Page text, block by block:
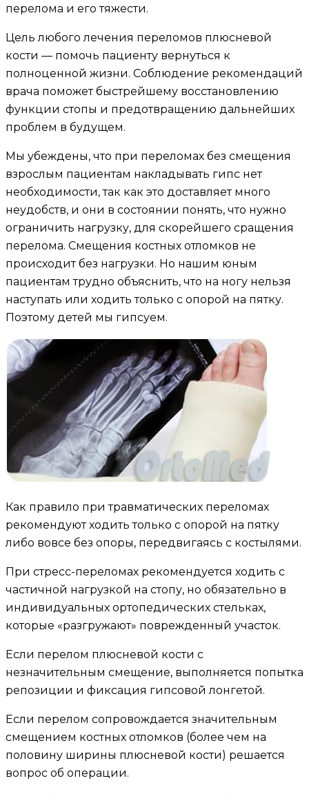
перелома и его тяжести.
Цель любого лечения переломов плюсневой
кости — помочь пациенту вернуться к
полноценной жизни. Соблюдение рекомендаций
врача поможет быстрейшему восстановлению
функции стопы и предотвращению дальнейших
проблем в будущем.
Мы убеждены, что при переломах без смещения
взрослым пациентам накладывать гипс нет
необходимости, так как это доставляет много
неудобств, и они в состоянии понять, что нужно
ограничить нагрузку, для скорейшего сращения
перелома. Смещения костных отломков не
происходит без нагрузки. Но нашим юным
пациентам трудно объяснить, что на ногу нельзя
наступать или ходить только с опорой на пятку.
Поэтому детей мы гипсуем.
Как правило при травматических переломах
рекомендуют ходить только с опорой на пятку
либо вовсе без опоры, передвигаясь с костылями.
При стресс-переломах рекомендуется ходить с
частичной нагрузкой на стопу, но обязательно в
индивидуальных ортопедических стельках,
которые «разгружают» поврежденный участок.
Если перелом плюсневой кости с
незначительным смещение, выполняется попытка
репозиции и фиксация гипсовой лонгетой.
Если перелом сопровождается значительным
смещением костных отломков (более чем на
половину ширины плюсневой кости) решается
вопрос об операции.